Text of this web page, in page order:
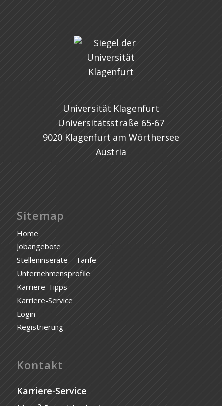
Universität Klagenfurt
Universitätsstraße 65-67
9020 Klagenfurt am Wörthersee
Austria
Sitemap
Home
Jobangebote
Stelleninserate – Tarife
Unternehmensprofile
Karriere-Tipps
Karriere-Service
Login
Registrierung
Kontakt
Karriere-Service